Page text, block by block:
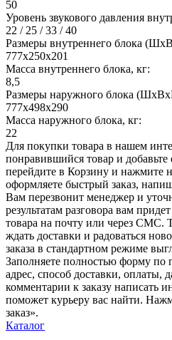
50
Уровень звукового давления
22 / 25 / 33 / 40
Размеры внутреннего блока
777х250х201
Масса внутреннего блока, кг:
8,5
Размеры наружного блока
777х498х290
Масса наружного блока, кг:
22
Для покупки товара в нашем
понравившийся товар и добавьте
перейдите в Корзину и нажмите
оформляете быстрый заказ,
Вам перезвонит менеджер и
результатам разговора вам
товара на почту или через СМС.
ждать доставки и радоваться
заказа в стандартном режиме
Заполняете полностью форму по
адрес, способ доставки, оплаты,
комментарии к заказу написать
поможет курьеру вас найти.
заказ».
Каталог